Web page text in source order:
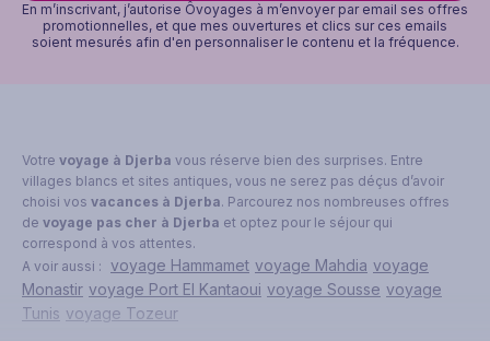
En m’inscrivant, j’autorise Ôvoyages à m’envoyer par email ses offres
promotionnelles, et que mes ouvertures et clics sur ces emails
soient mesurés afin d'en personnaliser le contenu et la fréquence.
Votre voyage à Djerba vous réserve bien des surprises. Entre
villages blancs et sites antiques, vous ne serez pas déçus d’avoir
choisi vos vacances à Djerba. Parcourez nos nombreuses offres
de voyage pas cher à Djerba et optez pour le séjour qui
correspond à vos attentes.
A voir aussi : voyage Hammamet voyage Mahdia voyage
Monastir voyage Port El Kantaoui voyage Sousse voyage
Tunis voyage Tozeur